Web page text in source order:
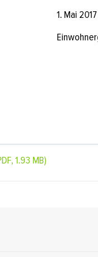
1. Mai 2017
1.93 MB)